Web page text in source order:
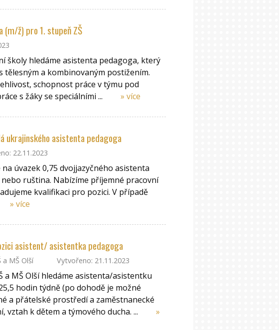
(m/ž) pro 1. stupeň ZŠ
školy hledáme asistenta pedagoga, který
a kombinovaným postižením.
schopnost práce v týmu pod
s žáky se speciálními ...
» více
ukrajinského asistenta pedagoga
22.11.2023
úvazek 0,75 dvojjazyčného asistenta
ruština. Nabízíme příjemné pracovní
kvalifikaci pro pozici. V případě
» více
asistent/ asistentka pedagoga
MŠ Olší Vytvořeno: 21.11.2023
MŠ Olší hledáme asistenta/asistentku
hodin týdně (po dohodě je možné
a přátelské prostředí a zaměstnanecké
vztah k dětem a týmového ducha. ...
»